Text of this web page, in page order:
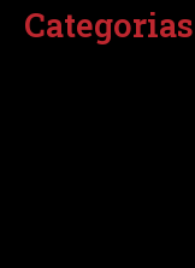
Categorias